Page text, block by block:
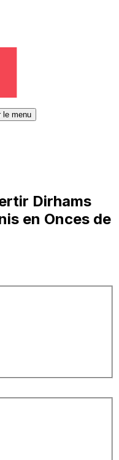
le menu
Dirhams
en Onces de